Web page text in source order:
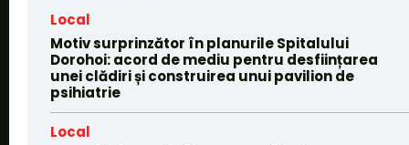
Local
Motiv surprinzător în planurile Spitalului
Dorohoi: acord de mediu pentru desființarea
unei clădiri și construirea unui pavilion de
psihiatrie
Local